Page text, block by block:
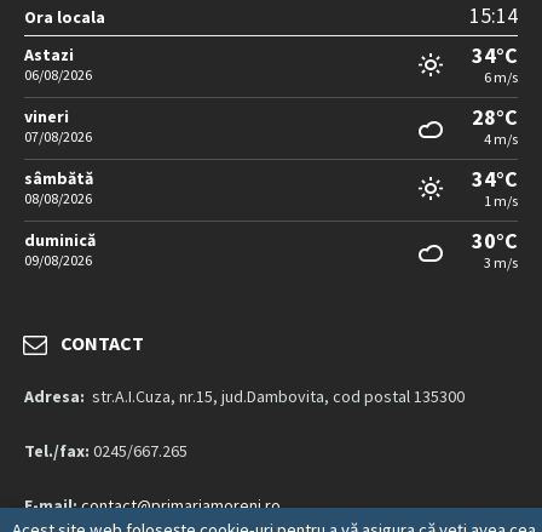
Ora locala 15:14
Astazi
06/08/2026
34°C
6 m/s
vineri
07/08/2026
28°C
4 m/s
sâmbătă
08/08/2026
34°C
1 m/s
duminică
09/08/2026
30°C
3 m/s
CONTACT
Adresa: str.A.I.Cuza, nr.15, jud.Dambovita, cod postal 135300
Tel./fax: 0245/667.265
E-mail:contact@primariamoreni.ro